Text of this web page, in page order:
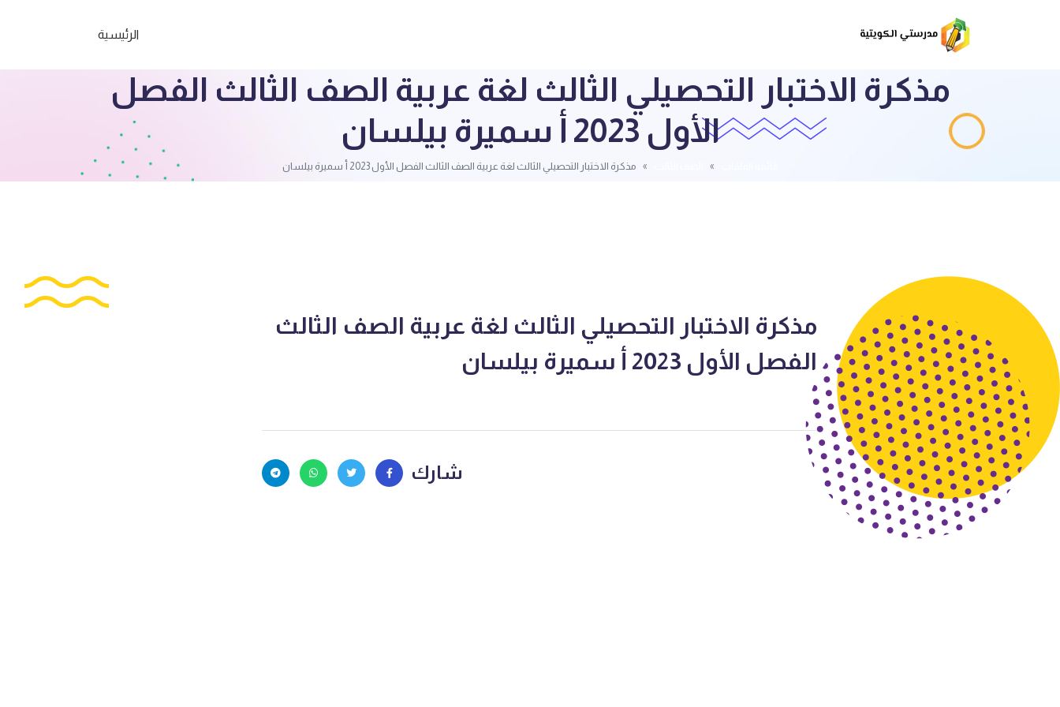
الرئيسية
مذكرة الاختبار التحصيلي الثالث لغة عربية الصف الثالث الفصل
الأول 2023 أ سميرة بيلسان
مذكرة الاختبار التحصيلي الثالث لغة عربية الصف الثالث الفصل الأول 2023 أ سميرة بيلسان
مذكرة الاختبار التحصيلي الثالث لغة عربية الصف الثالث
الفصل الأول 2023 أ سميرة بيلسان
شارك